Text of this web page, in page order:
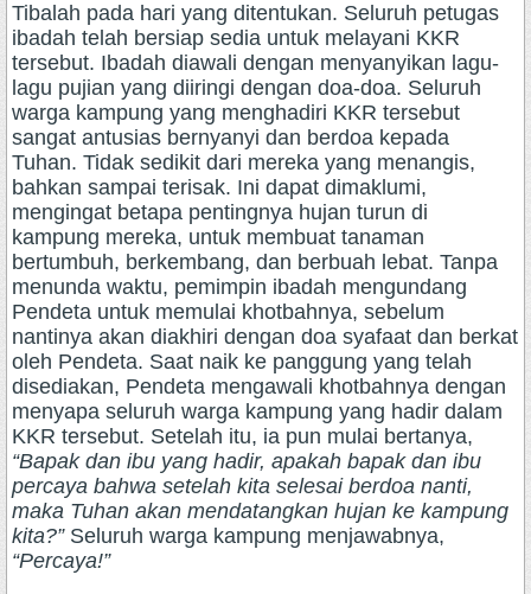
Tibalah pada hari yang ditentukan. Seluruh petugas
ibadah telah bersiap sedia untuk melayani KKR
tersebut. Ibadah diawali dengan menyanyikan lagu-
lagu pujian yang diiringi dengan doa-doa. Seluruh
warga kampung yang menghadiri KKR tersebut
sangat antusias bernyanyi dan berdoa kepada
Tuhan. Tidak sedikit dari mereka yang menangis,
bahkan sampai terisak. Ini dapat dimaklumi,
mengingat betapa pentingnya hujan turun di
kampung mereka, untuk membuat tanaman
bertumbuh, berkembang, dan berbuah lebat. Tanpa
menunda waktu, pemimpin ibadah mengundang
Pendeta untuk memulai khotbahnya, sebelum
nantinya akan diakhiri dengan doa syafaat dan berkat
oleh Pendeta. Saat naik ke panggung yang telah
disediakan, Pendeta mengawali khotbahnya dengan
menyapa seluruh warga kampung yang hadir dalam
KKR tersebut. Setelah itu, ia pun mulai bertanya,
“Bapak dan ibu yang hadir, apakah bapak dan ibu
percaya bahwa setelah kita selesai berdoa nanti,
maka Tuhan akan mendatangkan hujan ke kampung
kita?”Seluruh warga kampung menjawabnya,
“Percaya!”